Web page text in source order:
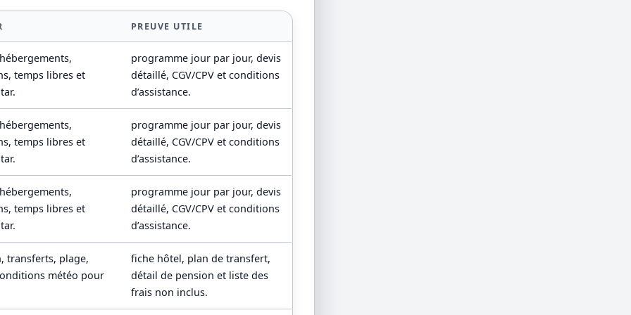
PREUVE UTILE
temps libres et
programme jour par jour, devis
détaillé, CGV/CPV et conditions
d’assistance.
temps libres et
programme jour par jour, devis
détaillé, CGV/CPV et conditions
d’assistance.
temps libres et
programme jour par jour, devis
détaillé, CGV/CPV et conditions
d’assistance.
transferts, plage,
météo pour
fiche hôtel, plan de transfert,
détail de pension et liste des
frais non inclus.